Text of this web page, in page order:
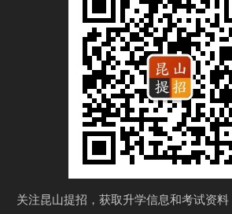
关注昆山提招，获取升学信息和考试资料